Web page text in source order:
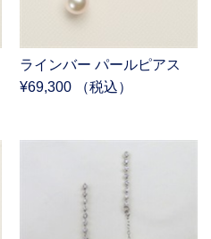
ラインバー パールピアス
¥69,300 （税込）